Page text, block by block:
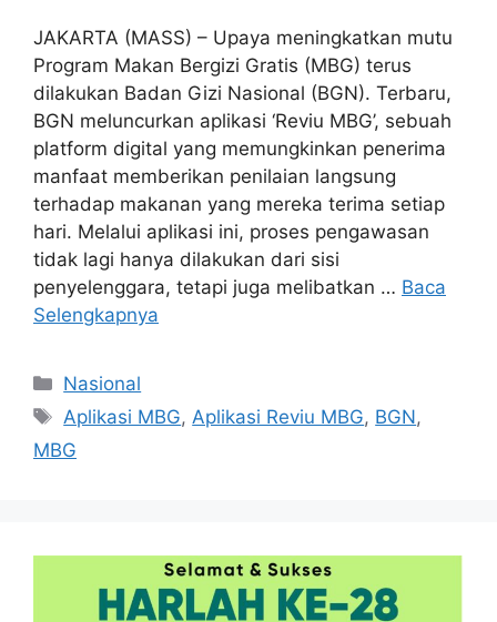
JAKARTA (MASS) – Upaya meningkatkan mutu
Program Makan Bergizi Gratis (MBG) terus
dilakukan Badan Gizi Nasional (BGN). Terbaru,
BGN meluncurkan aplikasi ‘Reviu MBG’, sebuah
platform digital yang memungkinkan penerima
manfaat memberikan penilaian langsung
terhadap makanan yang mereka terima setiap
hari. Melalui aplikasi ini, proses pengawasan
tidak lagi hanya dilakukan dari sisi
penyelenggara, tetapi juga melibatkan … Baca
Selengkapnya
Kategori
Nasional
Tag
Aplikasi MBG, Aplikasi Reviu MBG, BGN,
MBG